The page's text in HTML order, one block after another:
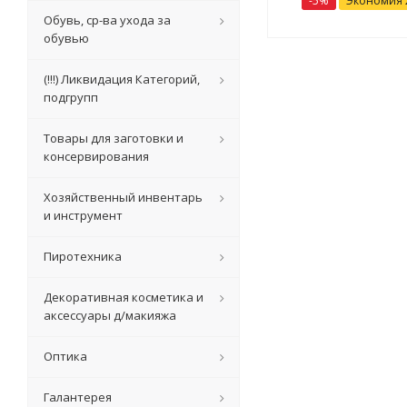
Обувь, ср-ва ухода за
обувью
(!!!) Ликвидация Категорий,
подгрупп
Товары для заготовки и
консервирования
Хозяйственный инвентарь
и инструмент
Пиротехника
Декоративная косметика и
аксессуары д/макияжа
Оптика
Галантерея